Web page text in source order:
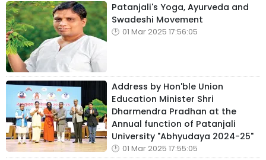
Patanjali's Yoga, Ayurveda and
Swadeshi Movement
01 Mar 2025 17:56:05
Address by Hon'ble Union
Education Minister Shri
Dharmendra Pradhan at the
Annual function of Patanjali
University "Abhyudaya 2024-25"
01 Mar 2025 17:55:05